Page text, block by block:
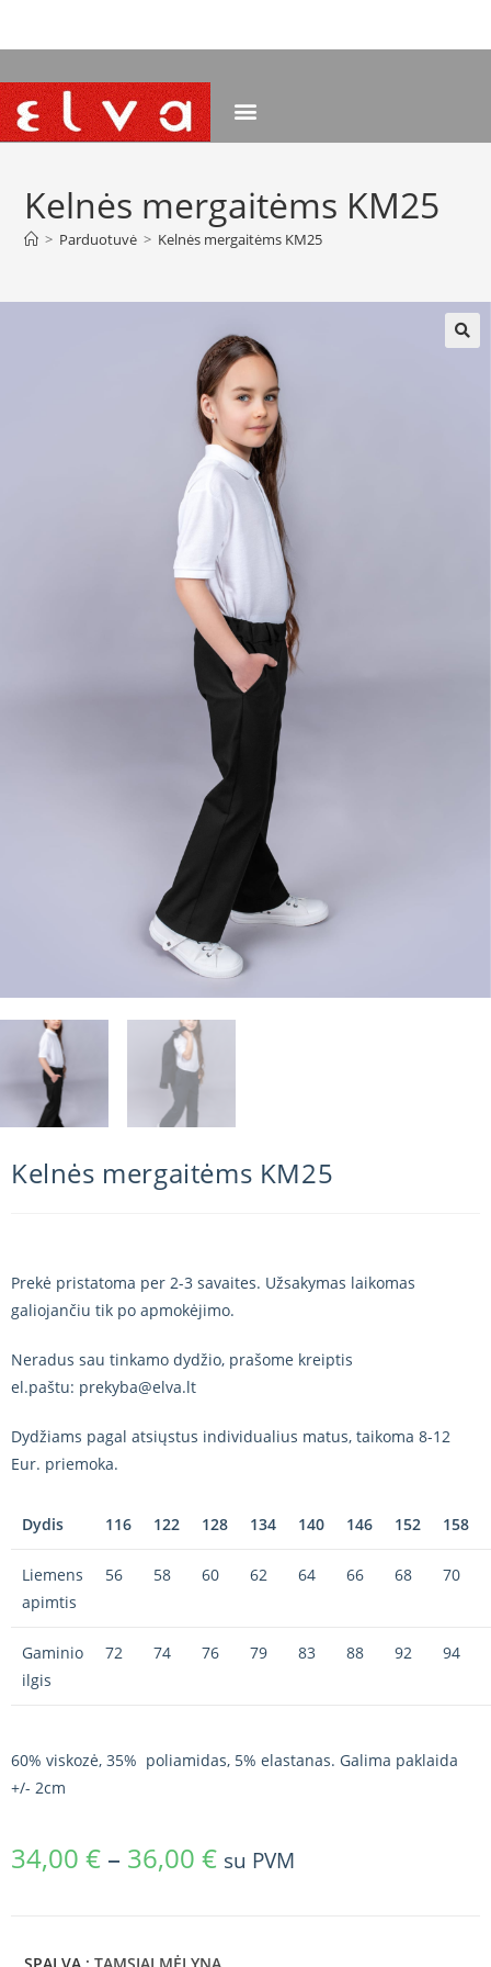
Kelnės mergaitėms KM25
> Parduotuvė > Kelnės mergaitėms KM25
Kelnės mergaitėms KM25
Prekė pristatoma per 2-3 savaites. Užsakymas laikomas
galiojančiu tik po apmokėjimo.
Neradus sau tinkamo dydžio, prašome kreiptis
el.paštu: prekyba@elva.lt
Dydžiams pagal atsiųstus individualius matus, taikoma 8-12
Eur. priemoka.
Dydis 116 122 128 134 140 146 152 158
Liemens
apimtis
56 58 60 62 64 66 68 70
Gaminio
ilgis
72 74 76 79 83 88 92 94
60% viskozė, 35% poliamidas, 5% elastanas. Galima paklaida
+/- 2cm
34,00 € – 36,00 € su PVM